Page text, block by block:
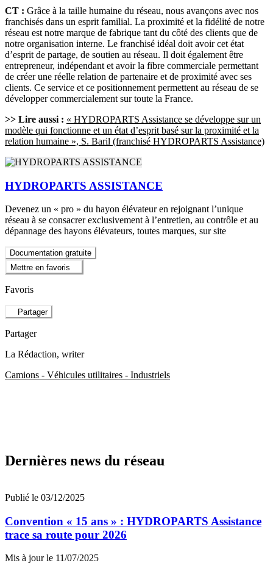
CT : Grâce à la taille humaine du réseau, nous avançons avec nos
franchisés dans un esprit familial. La proximité et la fidélité de notre
réseau est notre marque de fabrique tant du côté des clients que de
notre organisation interne. Le franchisé idéal doit avoir cet état
d’esprit de partage, de soutien au réseau. Il doit également être
entrepreneur, indépendant et avoir la fibre commerciale permettant
de créer une réelle relation de partenaire et de proximité avec ses
clients. Ce service et ce positionnement permettent au réseau de se
développer commercialement sur toute la France.
>> Lire aussi : « HYDROPARTS Assistance se développe sur un
modèle qui fonctionne et un état d’esprit basé sur la proximité et la
relation humaine », S. Baril (franchisé HYDROPARTS Assistance)
HYDROPARTS ASSISTANCE
Devenez un « pro » du hayon élévateur en rejoignant l’unique
réseau à se consacrer exclusivement à l’entretien, au contrôle et au
dépannage des hayons élévateurs, toutes marques, sur site
Documentation gratuite
Mettre en favoris
Favoris
Partager
Partager
La Rédaction, writer
Camions - Véhicules utilitaires - Industriels
Dernières news du réseau
Publié le 03/12/2025
Convention « 15 ans » : HYDROPARTS Assistance
trace sa route pour 2026
Mis à jour le 11/07/2025